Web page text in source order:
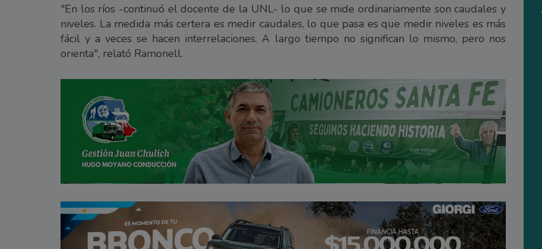
"En los ríos -continuó el docente de la UNL- lo que se mide ordinariamente son caudales y
niveles. La medida más certera es medir caudales, lo que pasa es que medir niveles es más
fácil y a veces se hacen interrelaciones. A largo tiempo no significan lo mismo, pero nos
orienta", relató Ramonell.